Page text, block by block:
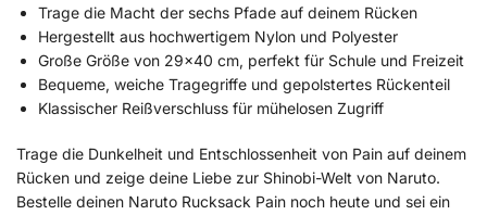
Trage die Macht der sechs Pfade auf deinem Rücken
Hergestellt aus hochwertigem Nylon und Polyester
Große Größe von 29×40 cm, perfekt für Schule und Freizeit
Bequeme, weiche Tragegriffe und gepolstertes Rückenteil
Klassischer Reißverschluss für mühelosen Zugriff
Trage die Dunkelheit und Entschlossenheit von Pain auf deinem
Rücken und zeige deine Liebe zur Shinobi-Welt von Naruto.
Bestelle deinen Naruto Rucksack Pain noch heute und sei ein